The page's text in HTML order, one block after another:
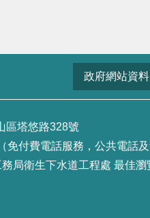
政府網站資
區塔悠路328號
（免付費電話服務，公共電話
局衛生下水道工程處 最佳